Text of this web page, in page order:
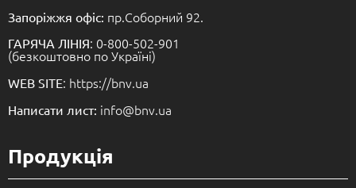
Запоріжжя офіс: пр.Соборний 92.
ГАРЯЧА ЛІНІЯ: 0-800-502-901
(безкоштовно по Україні)
WEB SITE: https://bnv.ua
Написати лист: info@bnv.ua
Продукція